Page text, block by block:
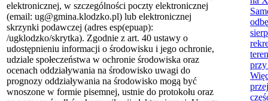
elektronicznej, w szczególności poczty elektronicznej
(email: ug@gmina.klodzko.pl) lub elektronicznej
skrzynki podawczej (adres esp(epuap):
/ugklodzko/skrytka). Zgodnie z art. 40 ustawy o
udostępnieniu informacji o środowisku i jego ochronie,
udziale społeczeństwa w ochronie środowiska oraz
ocenach oddziaływania na środowisko uwagi do
prognozy oddziaływania na środowisko mogą być
wnoszone w formie pisemnej, ustnie do protokołu oraz